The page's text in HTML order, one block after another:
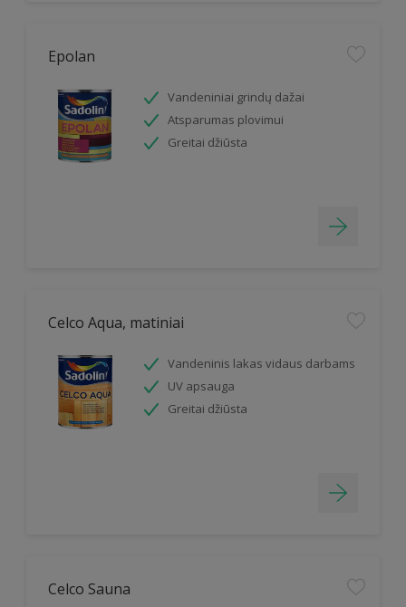
Epolan
Vandeniniai grindų dažai
Atsparumas plovimui
Greitai džiūsta
Celco Aqua, matiniai
Vandeninis lakas vidaus darbams
UV apsauga
Greitai džiūsta
Celco Sauna